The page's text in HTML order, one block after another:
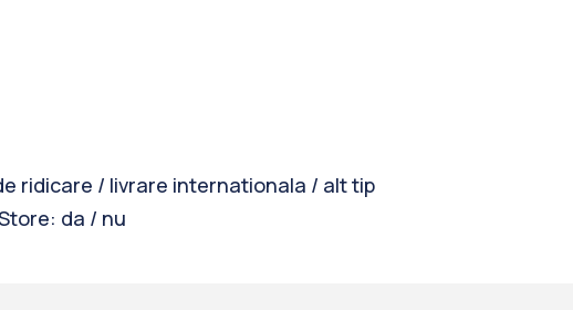
ridicare / livrare internationala / alt tip
da / nu